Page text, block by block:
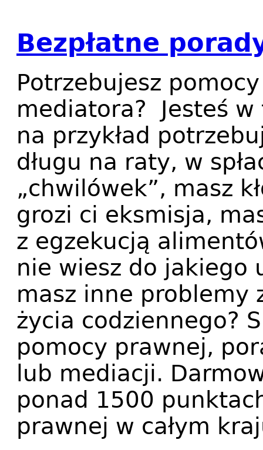
Bezpłatne
Potrzebujesz
mediatora? Jesteś
na przykład
długu na raty, w
„chwilówek”, masz
grozi ci eksmisja,
z egzekucją
nie wiesz do jakiego
masz inne problemy
życia codziennego?
pomocy prawnej,
lub mediacji.
ponad 1500
prawnej w całym